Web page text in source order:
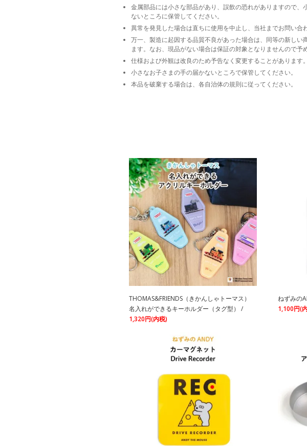
金属部品には小さな部品があり、誤飲の恐れがありますので、
ないところに保管してください。
異常を発見した場合は直ちに使用を中止し、当社までお問い合
万一、製造に起因する品質不良があった場合は、同等の新しい
ます。なお、現品がない場合は保証の対象となりませんので予
仕様および外観は改良のため予告なく変更することがあります。
小さなお子さまの手の届かないところで保管してください。
本品を破棄する場合は、各自治体の規則に従ってください。
THOMAS&FRIENDS（きかんしゃトーマス）
名入れができるキーホルダー（タグ型） /
1,320円(内税)
ねずみの
1,100円(